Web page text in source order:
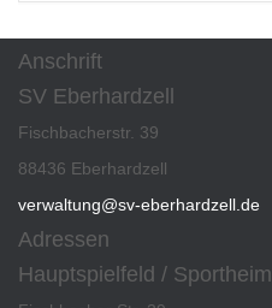
Anschrift
SV Eberhardzell
Fischbacherstr. 39
88436 Eberhardzell
verwaltung@sv-eberhardzell.de
Adressen
Hauptspielfeld / Sportheim